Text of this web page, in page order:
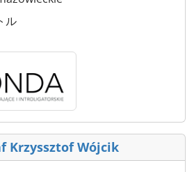
ル
Krzyssztof Wójcik